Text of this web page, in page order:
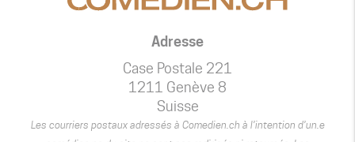
Adresse
Case Postale 221
1211 Genève 8
Suisse
Les courriers postaux adressés à Comedien.ch à l’intention d’un.e